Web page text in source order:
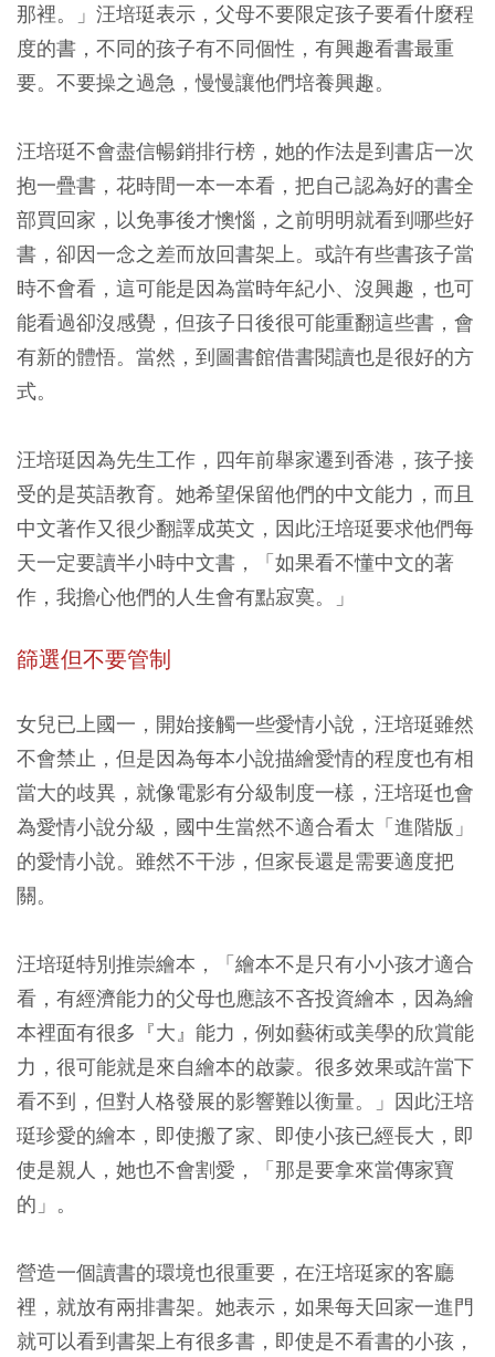
那裡。」汪培珽表示，父母不要限定孩子要看什麼程
度的書，不同的孩子有不同個性，有興趣看書最重
要。不要操之過急，慢慢讓他們培養興趣。
汪培珽不會盡信暢銷排行榜，她的作法是到書店一次
抱一疊書，花時間一本一本看，把自己認為好的書全
部買回家，以免事後才懊惱，之前明明就看到哪些好
書，卻因一念之差而放回書架上。或許有些書孩子當
時不會看，這可能是因為當時年紀小、沒興趣，也可
能看過卻沒感覺，但孩子日後很可能重翻這些書，會
有新的體悟。當然，到圖書館借書閱讀也是很好的方
式。
汪培珽因為先生工作，四年前舉家遷到香港，孩子接
受的是英語教育。她希望保留他們的中文能力，而且
中文著作又很少翻譯成英文，因此汪培珽要求他們每
天一定要讀半小時中文書，「如果看不懂中文的著
作，我擔心他們的人生會有點寂寞。」
篩選但不要管制
女兒已上國一，開始接觸一些愛情小說，汪培珽雖然
不會禁止，但是因為每本小說描繪愛情的程度也有相
當大的歧異，就像電影有分級制度一樣，汪培珽也會
為愛情小說分級，國中生當然不適合看太「進階版」
的愛情小說。雖然不干涉，但家長還是需要適度把
關。
汪培珽特別推崇繪本，「繪本不是只有小小孩才適合
看，有經濟能力的父母也應該不吝投資繪本，因為繪
本裡面有很多『大』能力，例如藝術或美學的欣賞能
力，很可能就是來自繪本的啟蒙。很多效果或許當下
看不到，但對人格發展的影響難以衡量。」因此汪培
珽珍愛的繪本，即使搬了家、即使小孩已經長大，即
使是親人，她也不會割愛，「那是要拿來當傳家寶
的」。
營造一個讀書的環境也很重要，在汪培珽家的客廳
裡，就放有兩排書架。她表示，如果每天回家一進門
就可以看到書架上有很多書，即使是不看書的小孩，